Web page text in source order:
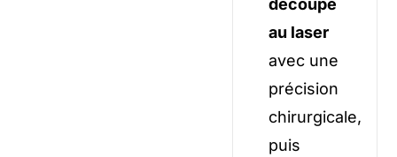
découpé
au laser
avec une
précision
chirurgicale,
puis